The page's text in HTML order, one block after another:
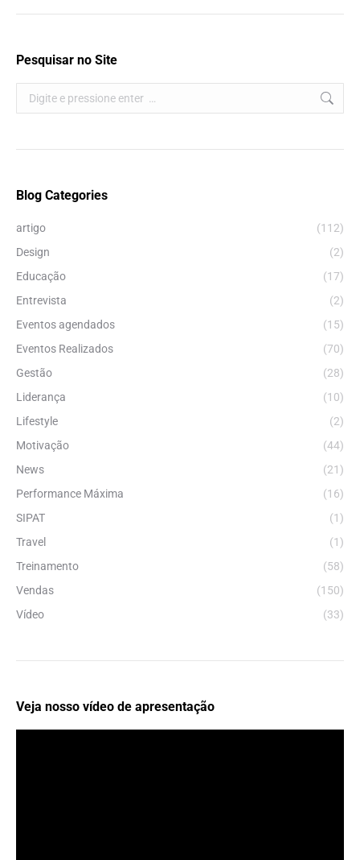
Pesquisar no Site
Search:
Blog Categories
artigo
(112)
Design
(2)
Educação
(17)
Entrevista
(2)
Eventos agendados
(15)
Eventos Realizados
(70)
Gestão
(28)
Liderança
(10)
Lifestyle
(2)
Motivação
(44)
News
(21)
Performance Máxima
(16)
SIPAT
(1)
Travel
(1)
Treinamento
(58)
Vendas
(150)
Vídeo
(33)
Veja nosso vídeo de apresentação